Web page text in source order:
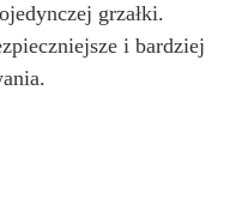
grzałki.
i bardziej